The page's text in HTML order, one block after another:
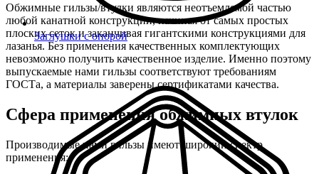
Заглушки с опорой
Обжимные гильзы/втулки являются неотъемлемой частью
любой канатной конструкции, начиная от самых простых
плоских сеток и заканчивая гигантскими конструкциями для
лазанья. Без применения качественных комплектующих
невозможно получить качественное изделие. Именно поэтому
выпускаемые нами гильзы соответствуют требованиям
ГОСТа, а материалы заверены сертификатами качества.
Сфера применения обжимных втулок
Производимые нами гильзы имеют широкий спектр
применения: